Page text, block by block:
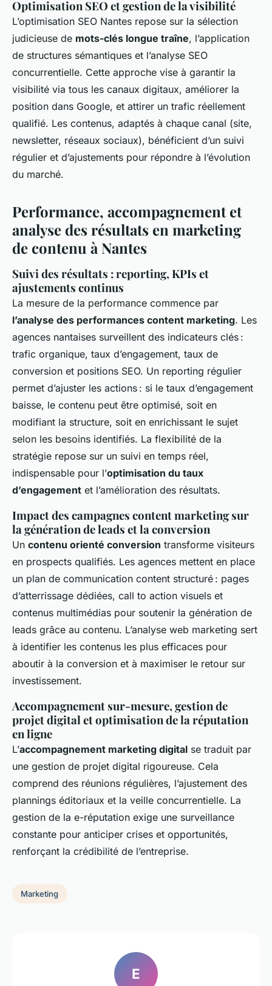
Optimisation SEO et gestion de la visibilité
L’optimisation SEO Nantes repose sur la sélection
judicieuse de mots-clés longue traîne, l’application
de structures sémantiques et l’analyse SEO
concurrentielle. Cette approche vise à garantir la
visibilité via tous les canaux digitaux, améliorer la
position dans Google, et attirer un trafic réellement
qualifié. Les contenus, adaptés à chaque canal (site,
newsletter, réseaux sociaux), bénéficient d’un suivi
régulier et d’ajustements pour répondre à l’évolution
du marché.
Performance, accompagnement et
analyse des résultats en marketing
de contenu à Nantes
Suivi des résultats : reporting, KPIs et
ajustements continus
La mesure de la performance commence par
l’analyse des performances content marketing. Les
agences nantaises surveillent des indicateurs clés :
trafic organique, taux d’engagement, taux de
conversion et positions SEO. Un reporting régulier
permet d’ajuster les actions : si le taux d’engagement
baisse, le contenu peut être optimisé, soit en
modifiant la structure, soit en enrichissant le sujet
selon les besoins identifiés. La flexibilité de la
stratégie repose sur un suivi en temps réel,
indispensable pour l’optimisation du taux
d’engagement et l’amélioration des résultats.
Impact des campagnes content marketing sur
la génération de leads et la conversion
Un contenu orienté conversion transforme visiteurs
en prospects qualifiés. Les agences mettent en place
un plan de communication content structuré : pages
d’atterrissage dédiées, call to action visuels et
contenus multimédias pour soutenir la génération de
leads grâce au contenu. L’analyse web marketing sert
à identifier les contenus les plus efficaces pour
aboutir à la conversion et à maximiser le retour sur
investissement.
Accompagnement sur-mesure, gestion de
projet digital et optimisation de la réputation
en ligne
L’accompagnement marketing digital se traduit par
une gestion de projet digital rigoureuse. Cela
comprend des réunions régulières, l’ajustement des
plannings éditoriaux et la veille concurrentielle. La
gestion de la e-réputation exige une surveillance
constante pour anticiper crises et opportunités,
renforçant la crédibilité de l’entreprise.
Marketing
E